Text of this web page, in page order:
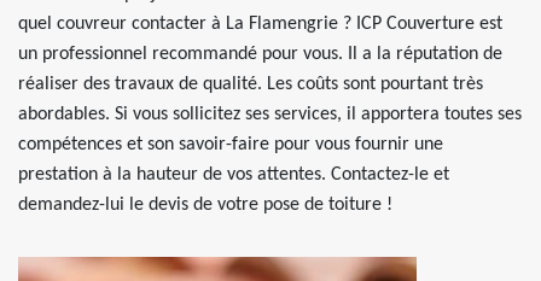
quel couvreur contacter à La Flamengrie ? ICP Couverture est
un professionnel recommandé pour vous. Il a la réputation de
réaliser des travaux de qualité. Les coûts sont pourtant très
abordables. Si vous sollicitez ses services, il apportera toutes ses
compétences et son savoir-faire pour vous fournir une
prestation à la hauteur de vos attentes. Contactez-le et
demandez-lui le devis de votre pose de toiture !